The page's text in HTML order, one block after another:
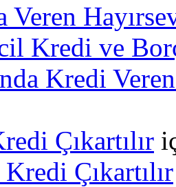
Veren
Kredi ve
Kredi
Çıkartılır
Kredi Çıkartılır